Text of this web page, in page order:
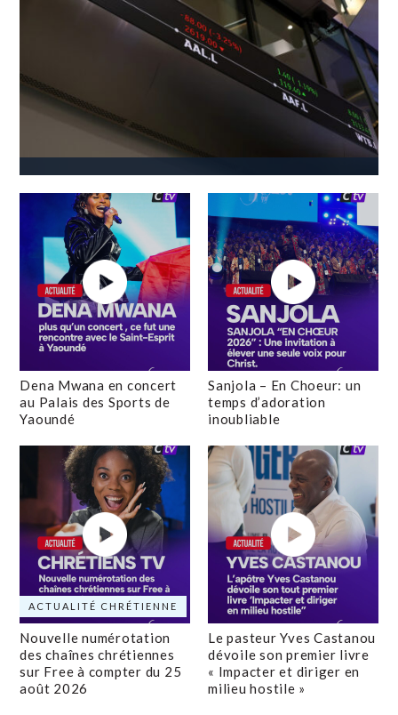
Dena Mwana en concert
au Palais des Sports de
Yaoundé
Sanjola – En Choeur: un
temps d’adoration
inoubliable
ACTUALITÉ CHRÉTIENNE
Nouvelle numérotation
des chaînes chrétiennes
sur Free à compter du 25
août 2026
Le pasteur Yves Castanou
dévoile son premier livre
« Impacter et diriger en
milieu hostile »